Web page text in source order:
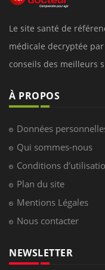
Le site santé de
médicale decryptée
conseils des meilleurs
À PROPOS
Données
Qui sommes-nous
Conditions
Plan du site
Mentions Légales
Nous contacter
NEWSLETTER